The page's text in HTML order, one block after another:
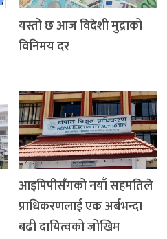
यस्तो छ आज विदेशी मुद्राको
विनिमय दर
आइपिपीसँगको नयाँ सहमतिले
प्राधिकरणलाई एक अर्बभन्दा
बढी दायित्वको जोखिम